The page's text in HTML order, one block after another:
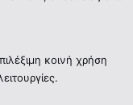
κοινή χρήση